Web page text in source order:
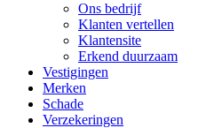
Ons bedrijf
Klanten vertellen
Klantensite
Erkend duurzaam
Vestigingen
Merken
Schade
Verzekeringen